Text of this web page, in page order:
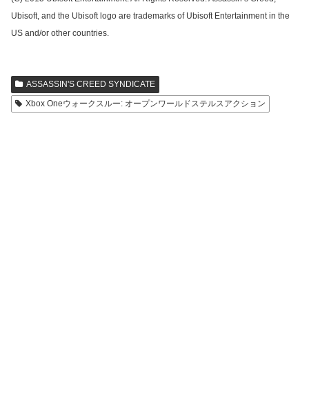
Ubisoft, and the Ubisoft logo are trademarks of Ubisoft Entertainment in the
US and/or other countries.
ASSASSIN'S CREED SYNDICATE
Xbox Oneウォークスルー: オープンワールドステルスアクション